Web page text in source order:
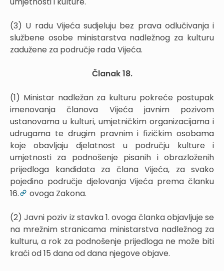
(3) U radu Vijeća sudjeluju bez prava odlučivanja i
službene osobe ministarstva nadležnog za kulturu
zadužene za područje rada Vijeća.
Članak 18.
(1) Ministar nadležan za kulturu pokreće postupak
imenovanja članova Vijeća javnim pozivom
ustanovama u kulturi, umjetničkim organizacijama i
udrugama te drugim pravnim i fizičkim osobama
koje obavljaju djelatnost u području kulture i
umjetnosti za podnošenje pisanih i obrazloženih
prijedloga kandidata za člana Vijeća, za svako
pojedino područje djelovanja Vijeća prema članku
16.
ovoga Zakona.
(2) Javni poziv iz stavka 1. ovoga članka objavljuje se
na mrežnim stranicama ministarstva nadležnog za
kulturu, a rok za podnošenje prijedloga ne može biti
kraći od 15 dana od dana njegove objave.